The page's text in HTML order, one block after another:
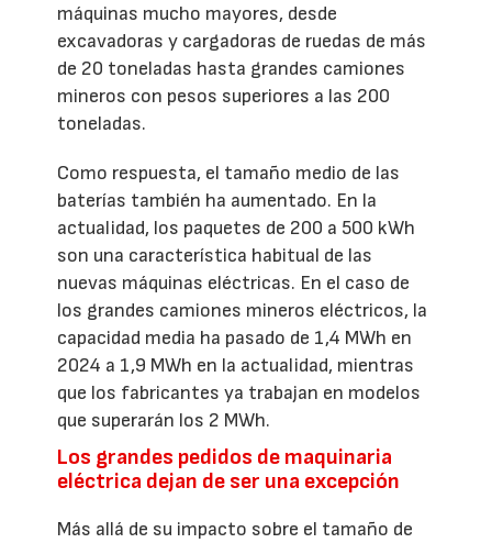
máquinas mucho mayores, desde
excavadoras y cargadoras de ruedas de más
de 20 toneladas hasta grandes camiones
mineros con pesos superiores a las 200
toneladas.
Como respuesta, el tamaño medio de las
baterías también ha aumentado. En la
actualidad, los paquetes de 200 a 500 kWh
son una característica habitual de las
nuevas máquinas eléctricas. En el caso de
los grandes camiones mineros eléctricos, la
capacidad media ha pasado de 1,4 MWh en
2024 a 1,9 MWh en la actualidad, mientras
que los fabricantes ya trabajan en modelos
que superarán los 2 MWh.
Los grandes pedidos de maquinaria
eléctrica dejan de ser una excepción
Más allá de su impacto sobre el tamaño de